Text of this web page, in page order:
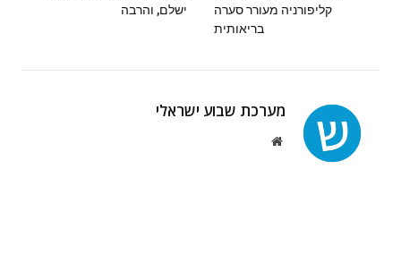
קליפורניה מעורר סערה
בריאותית
ישלם, והרבה
מערכת שבוע ישראלי
Website